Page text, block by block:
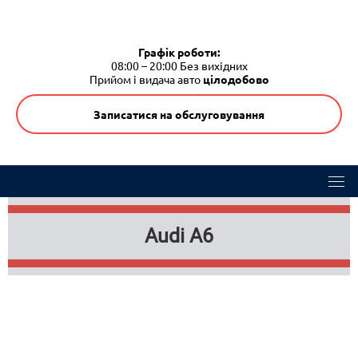
Графік роботи:
08:00 – 20:00 Без вихідних
Прийом і видача авто цілодобово
Записатися на обслуговування
Audi A6